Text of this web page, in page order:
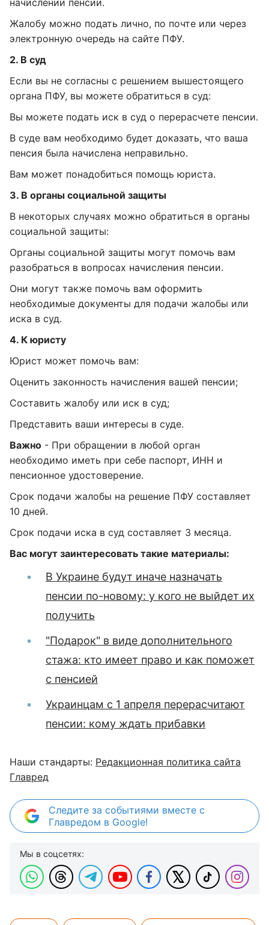
начислении пенсии.
Жалобу можно подать лично, по почте или через
электронную очередь на сайте ПФУ.
2. В суд
Если вы не согласны с решением вышестоящего
органа ПФУ, вы можете обратиться в суд:
Вы можете подать иск в суд о перерасчете пенсии.
В суде вам необходимо будет доказать, что ваша
пенсия была начислена неправильно.
Вам может понадобиться помощь юриста.
3. В органы социальной защиты
В некоторых случаях можно обратиться в органы
социальной защиты:
Органы социальной защиты могут помочь вам
разобраться в вопросах начисления пенсии.
Они могут также помочь вам оформить
необходимые документы для подачи жалобы или
иска в суд.
4. К юристу
Юрист может помочь вам:
Оценить законность начисления вашей пенсии;
Составить жалобу или иск в суд;
Представить ваши интересы в суде.
Важно - При обращении в любой орган
необходимо иметь при себе паспорт, ИНН и
пенсионное удостоверение.
Срок подачи жалобы на решение ПФУ составляет
10 дней.
Срок подачи иска в суд составляет 3 месяца.
Вас могут заинтересовать такие материалы:
В Украине будут иначе назначать
пенсии по-новому: у кого не выйдет их
получить
"Подарок" в виде дополнительного
стажа: кто имеет право и как поможет
с пенсией
Украинцам с 1 апреля перерасчитают
пенсии: кому ждать прибавки
Наши стандарты: Редакционная политика сайта
Главред
Следите за событиями вместе с
Главредом в Google!
Мы в соцсетях: